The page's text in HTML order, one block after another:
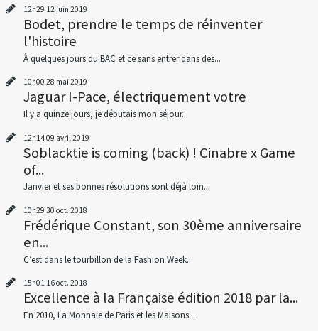
12h29 12 juin 2019
Bodet, prendre le temps de réinventer
l'histoire
À quelques jours du BAC et ce sans entrer dans des...
10h00 28 mai 2019
Jaguar I-Pace, électriquement votre
Il y a quinze jours, je débutais mon séjour...
12h1409 avril 2019
Soblacktie is coming (back) ! Cinabre x Game
of...
Janvier et ses bonnes résolutions sont déjà loin...
10h29 30 oct. 2018
Frédérique Constant, son 30ème anniversaire
en...
C’est dans le tourbillon de la Fashion Week...
15h01 16oct. 2018
Excellence à la Française édition 2018 par la...
En 2010, La Monnaie de Paris et les Maisons...